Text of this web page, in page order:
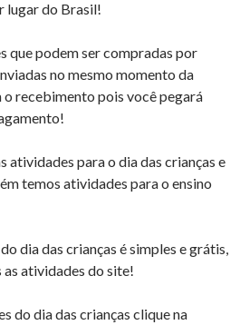
lugar do Brasil!
que podem ser compradas por
no mesmo momento da
recebimento pois você pegará
atividades para o dia das crianças e
temos atividades para o ensino
dia das crianças é simples e grátis,
atividades do site!
do dia das crianças clique na